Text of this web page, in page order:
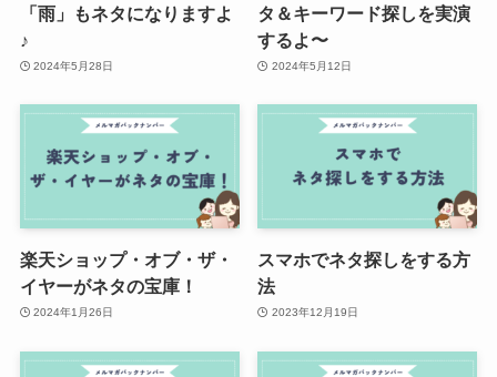
「雨」もネタになりますよ
♪
2024年5月28日
タ＆キーワード探しを実演
するよ〜
2024年5月12日
楽天ショップ・オブ・ザ・
イヤーがネタの宝庫！
2024年1月26日
スマホでネタ探しをする方
法
2023年12月19日